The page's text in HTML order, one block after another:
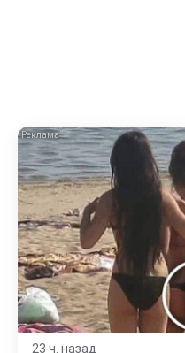
23 ч. назад